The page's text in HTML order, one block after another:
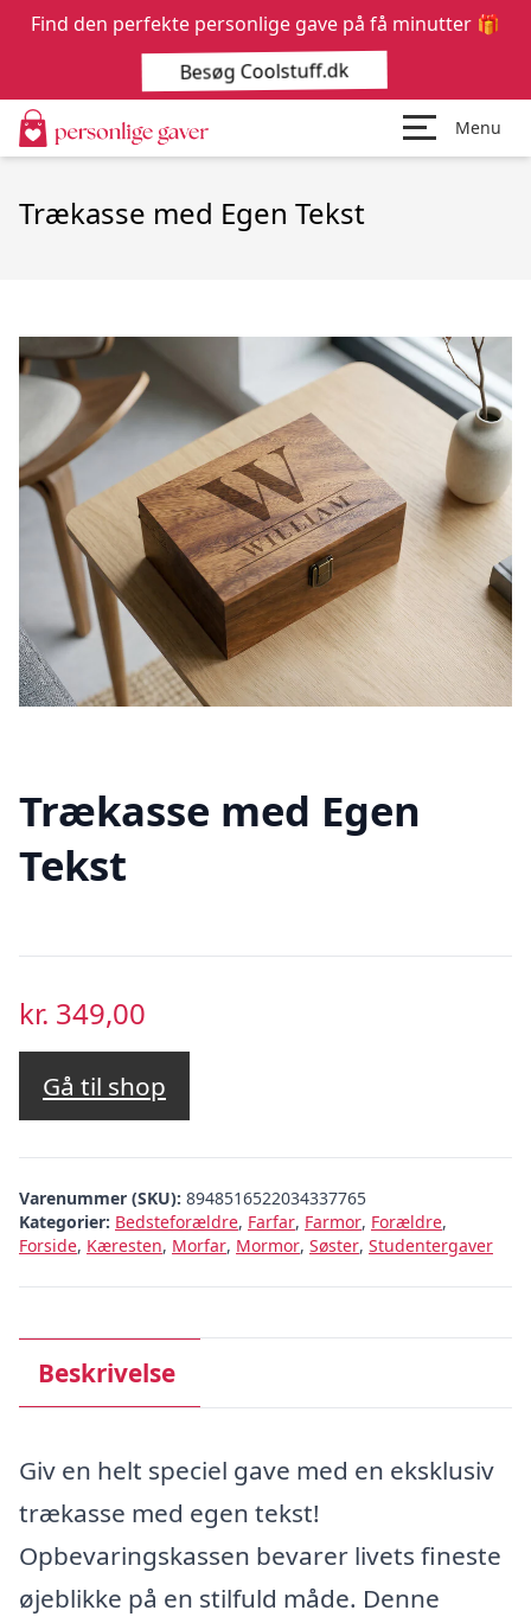
Menu
Trækasse med Egen Tekst
Trækasse med Egen
Tekst
kr. 349,00
Gå til shop
Varenummer (SKU): 8948516522034337765
Kategorier: Bedsteforældre, Farfar, Farmor, Forældre,
Forside, Kæresten, Morfar, Mormor, Søster, Studentergaver
Beskrivelse
Giv en helt speciel gave med en eksklusiv
trækasse med egen tekst!
Opbevaringskassen bevarer livets fineste
øjeblikke på en stilfuld måde. Denne
Find den perfekte personlige gave på få minutter 🎁
Besøg Coolstuff.dk